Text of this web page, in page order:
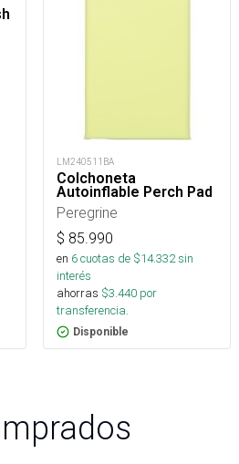
LM240511BA
Colchoneta
Autoinflable Perch Pad
Peregrine
$ 85.990
en 6cuotas de $14.332sin
interés
ahorras $3.440 por
transferencia.
Disponible